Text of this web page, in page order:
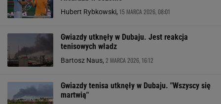
Hubert Rybkowski, 15 MARCA 2026, 08:01
Gwiazdy utknęły w Dubaju. Jest reakcja
tenisowych władz
Bartosz Naus, 2 MARCA 2026, 16:12
Gwiazdy tenisa utknęły w Dubaju. "Wszyscy się
martwią"